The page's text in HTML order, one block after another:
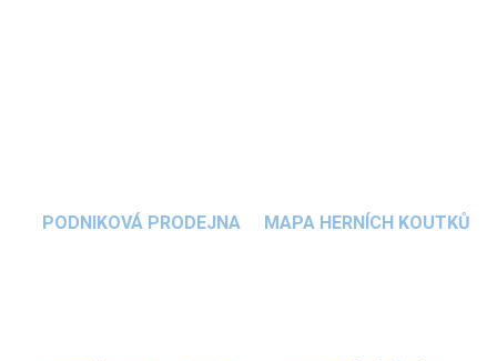
PODNIKOVÁ PRODEJNA MAPA HERNÍCH KOUTKŮ